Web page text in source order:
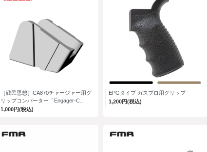
［戦民思想］CA870チャージャー用グ
リップコンバーター「Engager-C」
1,000円(税込)
EPGタイプ ガスブロ用グリップ
1,200円(税込)